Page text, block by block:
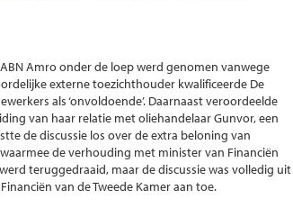
Amro onder de loep werd genomen vanwege
externe toezichthouder kwalificeerde De
als ‘onvoldoende’. Daarnaast veroordeelde
van haar relatie met oliehandelaar Gunvor, een
de discussie los over de extra beloning van
de verhouding met minister van Financiën
teruggedraaid, maar de discussie was volledig uit
van de Tweede Kamer aan toe.